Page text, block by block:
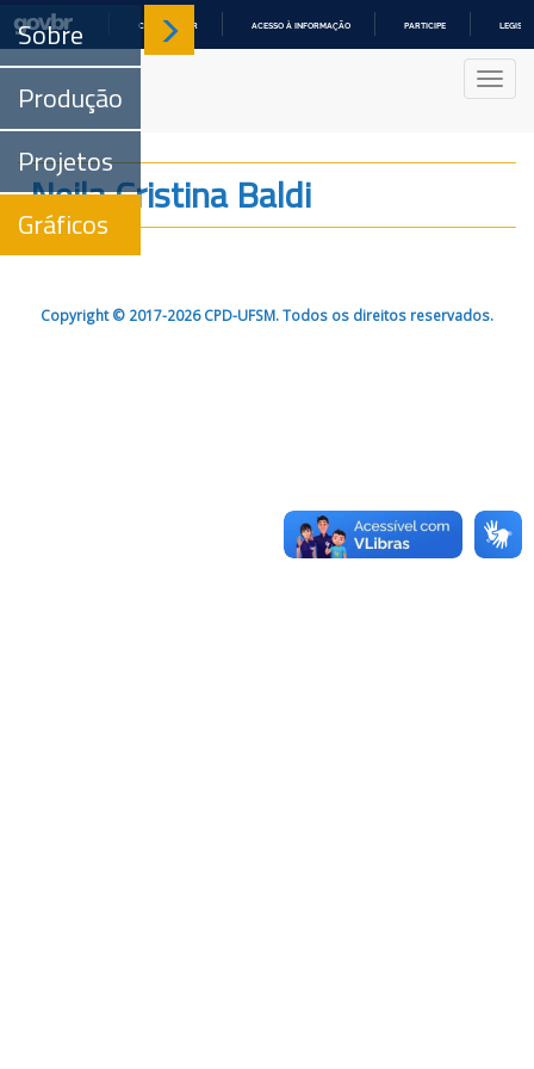
COMUNICA BR ACESSO À INFORMAÇÃO PARTICIPE
Sobre
Produção
Projetos
Gráficos
Neila Cristina Baldi
Copyright © 2017-2026 CPD-UFSM. Todos os direitos reservados.